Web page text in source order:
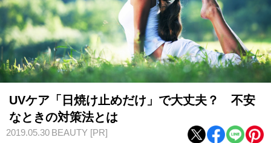
UVケア「日焼け止めだけ」で大丈夫？ 不安
なときの対策法とは
2019.05.30 BEAUTY [PR]